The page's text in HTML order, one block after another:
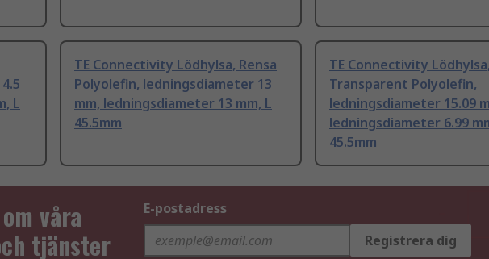
L
TE Connectivity Lödhylsa, Rensa
Polyolefin, ledningsdiameter 13
mm, ledningsdiameter 13 mm, L
45.5mm
TE Connectivity
Transparent Polyolefin,
ledningsdiameter 15.09
ledningsdiameter 6.99
45.5mm
våra
tjänster
E-postadress
Registrera dig